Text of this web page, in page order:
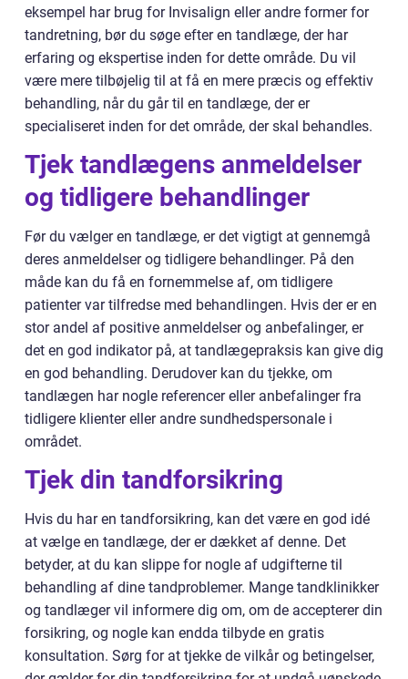
eksempel har brug for Invisalign eller andre former for
tandretning, bør du søge efter en tandlæge, der har
erfaring og ekspertise inden for dette område. Du vil
være mere tilbøjelig til at få en mere præcis og effektiv
behandling, når du går til en tandlæge, der er
specialiseret inden for det område, der skal behandles.
Tjek tandlægens anmeldelser
og tidligere behandlinger
Før du vælger en tandlæge, er det vigtigt at gennemgå
deres anmeldelser og tidligere behandlinger. På den
måde kan du få en fornemmelse af, om tidligere
patienter var tilfredse med behandlingen. Hvis der er en
stor andel af positive anmeldelser og anbefalinger, er
det en god indikator på, at tandlægepraksis kan give dig
en god behandling. Derudover kan du tjekke, om
tandlægen har nogle referencer eller anbefalinger fra
tidligere klienter eller andre sundhedspersonale i
området.
Tjek din tandforsikring
Hvis du har en tandforsikring, kan det være en god idé
at vælge en tandlæge, der er dækket af denne. Det
betyder, at du kan slippe for nogle af udgifterne til
behandling af dine tandproblemer. Mange tandklinikker
og tandlæger vil informere dig om, om de accepterer din
forsikring, og nogle kan endda tilbyde en gratis
konsultation. Sørg for at tjekke de vilkår og betingelser,